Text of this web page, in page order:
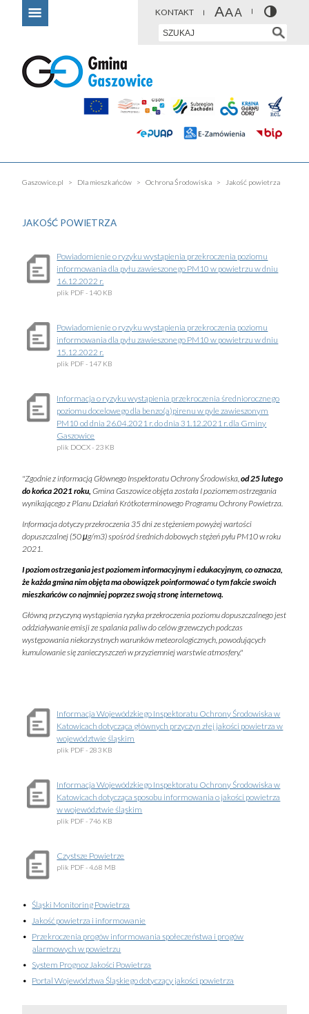
KONTAKT
Gaszowice.pl Dla mieszkańców Ochrona Środowiska Jakość powietrza
JAKOŚĆ POWIETRZA
Powiadomienie o ryzyku wystąpienia przekroczenia poziomu
informowania dla pyłu zawieszonego PM10 w powietrzu w dniu
16.12.2022 r.
plik PDF- 140 KB
Powiadomienie o ryzyku wystąpienia przekroczenia poziomu
informowania dla pyłu zawieszonego PM10 w powietrzu w dniu
15.12.2022 r.
plik PDF- 147 KB
Informacja o ryzyku wystąpienia przekroczenia średniorocznego
poziomu docelowego dla benzo(a)pirenu w pyle zawieszonym
PM10 od dnia 26.04.2021 r. do dnia 31.12.2021 r. dla Gminy
Gaszowice
plik DOCX- 23 KB
"Zgodnie z informacją Głównego Inspektoratu Ochrony Środowiska,od 25 lutego
do końca 2021 roku, Gmina Gaszowice objęta została I poziomem ostrzegania
wynikającego z Planu Działań Krótkoterminowego Programu Ochrony Powietrza.
Informacja dotyczy przekroczenia 35 dni ze stężeniem powyżej wartości
dopuszczalnej (50 μg/m3) spośród średnich dobowych stężeń pyłu PM10 w roku
2021.
I poziom ostrzegania jest poziomem informacyjnym i edukacyjnym, co oznacza,
że każda gmina nim objęta ma obowiązek poinformować o tym fakcie swoich
mieszkańców co najmniej poprzez swoją stronę internetową.
Główną przyczyną wystąpienia ryzyka przekroczenia poziomu dopuszczalnego jest
oddziaływanie emisji ze spalania paliw do celów grzewczych podczas
występowania niekorzystnych warunków meteorologicznych, powodujących
kumulowanie się zanieczyszczeń w przyziemniej warstwie atmosfery."
Informacja Wojewódzkiego Inspektoratu Ochrony Środowiska w
Katowicach dotycząca głównych przyczyn złej jakości powietrza w
województwie śląskim
plik PDF- 283 KB
Informacja Wojewódzkiego Inspektoratu Ochrony Środowiska w
Katowicach dotycząca sposobu informowania o jakości powietrza
w województwie śląskim
plik PDF- 746 KB
Czystsze Powietrze
plik PDF- 4.68 MB
Śląski Monitoring Powietrza
Jakość powietrza i informowanie
Przekroczenia progów informowania społeczeństwa i progów
alarmowych w powietrzu
System Prognoz Jakości Powietrza
Portal Województwa Śląskiego dotyczący jakości powietrza